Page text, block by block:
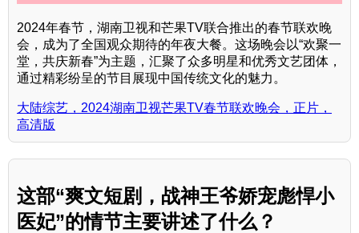
2024年春节，湖南卫视和芒果TV联合推出的春节联欢晚
会，成为了全国观众期待的年夜大餐。这场晚会以“欢聚一
堂，共庆新春”为主题，汇聚了众多明星和优秀文艺团体，
通过精彩纷呈的节目展现中国传统文化的魅力。
大陆综艺，2024湖南卫视芒果TV春节联欢晚会，正片，
高清版
这部“爽文短剧，战神王爷娇宠彪悍小
医妃”的情节主要讲述了什么？